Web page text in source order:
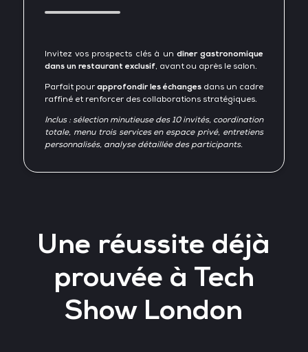
Invitez vos prospects clés à un dîner gastronomique
dans un restaurant exclusif, avant ou après le salon.
Parfait pour approfondir les échanges dans un cadre
raffiné et renforcer des collaborations stratégiques.
Inclus : sélection minutieuse des 10 invités, coordination
totale, menu trois services en espace privé, entretiens
personnalisés, analyse détaillée des participants.
Une réussite déjà
prouvée à Tech
Show London